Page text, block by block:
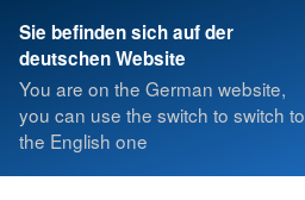
Sie befinden sich auf der
deutschen Website
You are on the German website,
you can use the switch to switch to
the English one